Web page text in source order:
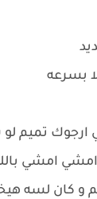
بسرعه
ارجوك تميم
امشي
كان لسه